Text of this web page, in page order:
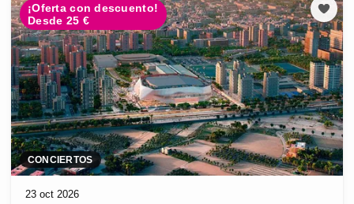
¡Oferta con descuento!
Desde 25 €
CONCIERTOS
23 oct 2026